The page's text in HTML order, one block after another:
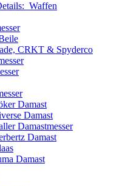
Waffen
CRKT & Spyderco
Damast
Damast
Damastmesser
Damast
Damast